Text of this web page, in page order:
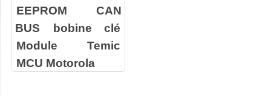
EEPROM
CAN
BUS
bobine clé
Module Temic
MCU Motorola